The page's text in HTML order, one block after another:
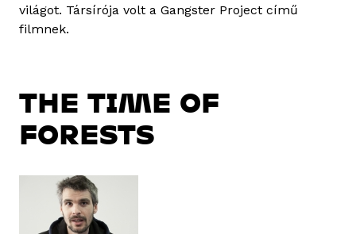
világot. Társírója volt a Gangster Project című
filmnek.
THE TIME OF
FORESTS